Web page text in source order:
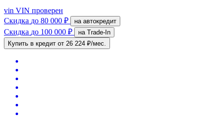
vin VIN проверен
Скидка до 80 000 ₽ на автокредит
Скидка до 100 000 ₽
на Trade-In
Купить в кредит от 26 224 ₽/мес.